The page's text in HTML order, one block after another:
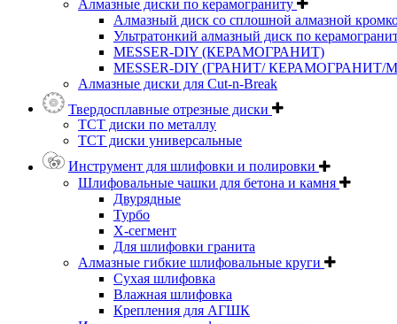
Алмазные диски по керамограниту
Алмазный диск со сплошной алмазной
Ультратонкий алмазный диск по
MESSER-DIY (КЕРАМОГРАНИТ)
MESSER-DIY (ГРАНИТ/ КЕРАМОГРАНИТ/
Алмазные диски для Cut-n-Break
Твердосплавные отрезные диски
ТСТ диски по металлу
ТСТ диски универсальные
Инструмент для шлифовки и полировки
Шлифовальные чашки для бетона и камня
Двурядные
Турбо
Х-сегмент
Для шлифовки гранита
Алмазные гибкие шлифовальные круги
Cухая шлифовка
Влажная шлифовка
Крепления для АГШК